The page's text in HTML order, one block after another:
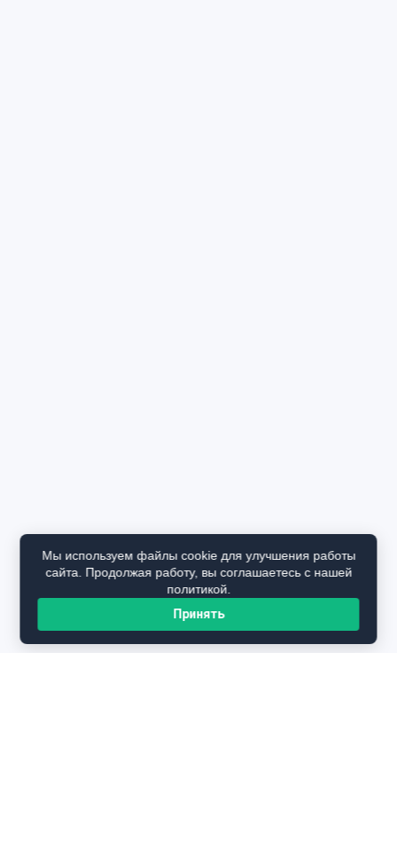
Мы используем файлы cookie для улучшения работы
сайта. Продолжая работу, вы соглашаетесь с нашей
политикой.
Принять